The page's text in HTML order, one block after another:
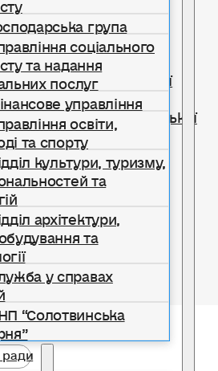
група
соціального
та надання
послуг
управління
освіти,
та спорту
культури, туризму,
та
архітектури,
та
у справах
“Солотвинська
ради
Положення про
окремими
комунальної
тимчасових
підприємницької
Солотвинської
громади
Франківській області інформує